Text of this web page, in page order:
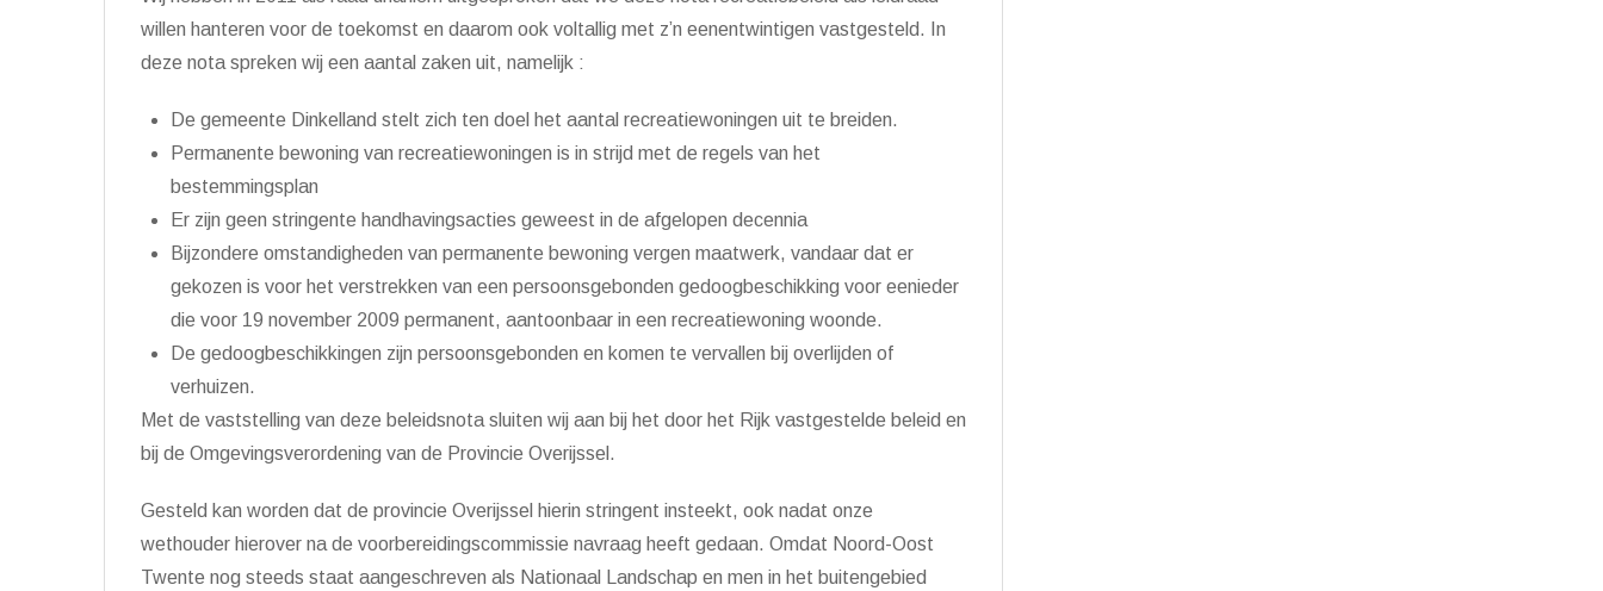
willen hanteren voor de toekomst en daarom ook voltallig met z’n eenentwintigen vastgesteld. In
deze nota spreken wij een aantal zaken uit, namelijk :
De gemeente Dinkelland stelt zich ten doel het aantal recreatiewoningen uit te breiden.
Permanente bewoning van recreatiewoningen is in strijd met de regels van het
bestemmingsplan
Er zijn geen stringente handhavingsacties geweest in de afgelopen decennia
Bijzondere omstandigheden van permanente bewoning vergen maatwerk, vandaar dat er
gekozen is voor het verstrekken van een persoonsgebonden gedoogbeschikking voor eenieder
die voor 19 november 2009 permanent, aantoonbaar in een recreatiewoning woonde.
De gedoogbeschikkingen zijn persoonsgebonden en komen te vervallen bij overlijden of
verhuizen.
Met de vaststelling van deze beleidsnota sluiten wij aan bij het door het Rijk vastgestelde beleid en
bij de Omgevingsverordening van de Provincie Overijssel.
Gesteld kan worden dat de provincie Overijssel hierin stringent insteekt, ook nadat onze
wethouder hierover na de voorbereidingscommissie navraag heeft gedaan. Omdat Noord-Oost
Twente nog steeds staat aangeschreven als Nationaal Landschap en men in het buitengebied